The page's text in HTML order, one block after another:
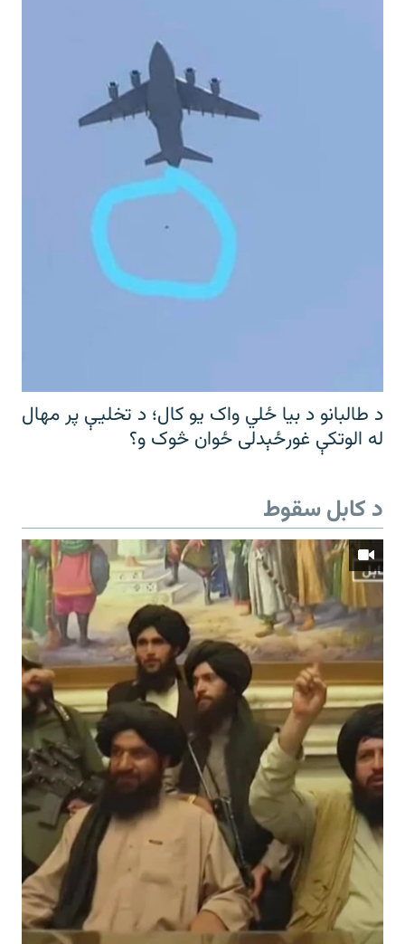
د طالبانو د بیا ځلي واک یو کال؛ د تخلیې پر مهال
له الوتکې غورځېدلی ځوان څوک و؟
د کابل سقوط